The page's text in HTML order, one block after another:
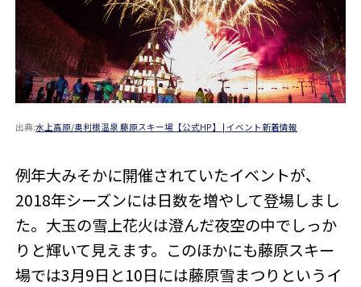
出典:水上高原/奥利根温泉 藤原スキー場【公式HP】 | イベント新着情報
例年大みそかに開催されていたイベントが、
2018年シーズンには日数を増やして登場しまし
た。大玉の雪上花火は澄んだ夜空の中でしっか
りと輝いて見えます。このほかにも藤原スキー
場では3月9日と10日には藤原雪まつりというイ